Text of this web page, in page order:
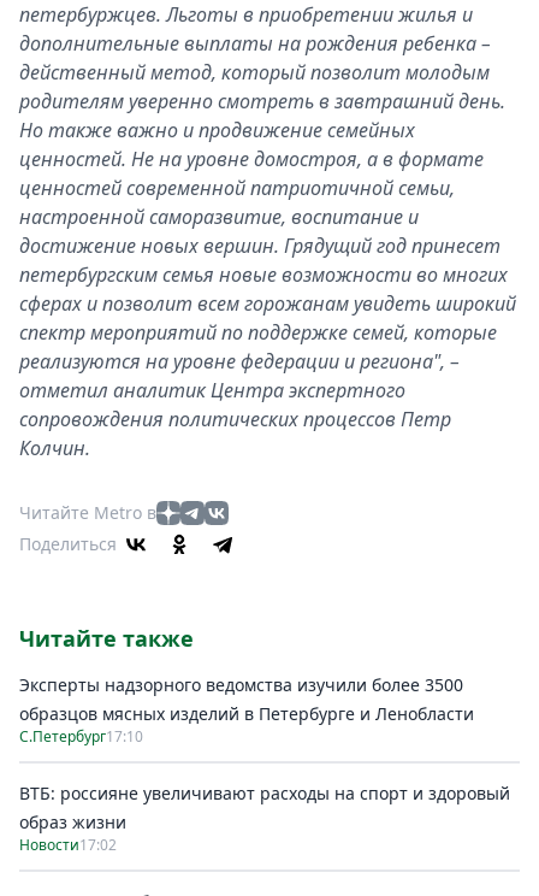
петербуржцев. Льготы в приобретении жилья и
дополнительные выплаты на рождения ребенка –
действенный метод, который позволит молодым
родителям уверенно смотреть в завтрашний день.
Но также важно и продвижение семейных
ценностей. Не на уровне домостроя, а в формате
ценностей современной патриотичной семьи,
настроенной саморазвитие, воспитание и
достижение новых вершин. Грядущий год принесет
петербургским семья новые возможности во многих
сферах и позволит всем горожанам увидеть широкий
спектр мероприятий по поддержке семей, которые
реализуются на уровне федерации и региона", –
отметил аналитик Центра экспертного
сопровождения политических процессов Петр
Колчин.
Читайте Metro в
Поделиться
Читайте также
Эксперты надзорного ведомства изучили более 3500
образцов мясных изделий в Петербурге и Ленобласти
С.Петербург17:10
ВТБ: россияне увеличивают расходы на спорт и здоровый
образ жизни
Новости17:02